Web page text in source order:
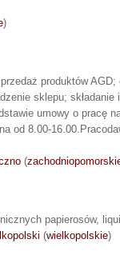
)
produktów
sklepu;
umowy o pracę
od 8.00-
(
papierosów,
(wielkopolskie)